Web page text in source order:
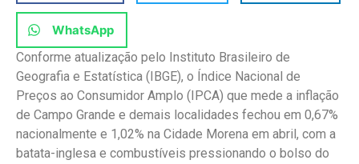
WhatsApp
Conforme atualização pelo Instituto Brasileiro de
Geografia e Estatística (IBGE), o Índice Nacional de
Preços ao Consumidor Amplo (IPCA) que mede a inflação
de Campo Grande e demais localidades fechou em 0,67%
nacionalmente e 1,02% na Cidade Morena em abril, com a
batata-inglesa e combustíveis pressionando o bolso do